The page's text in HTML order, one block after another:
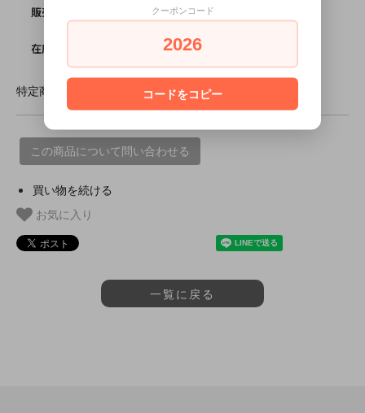
販売価格 SOLD OUT
在庫数
特定商取引法に基づく表記 (返品など)
この商品について問い合わせる
買い物を続ける
お気に入り
一覧に戻る
クーポンコード
2026
コードをコピー